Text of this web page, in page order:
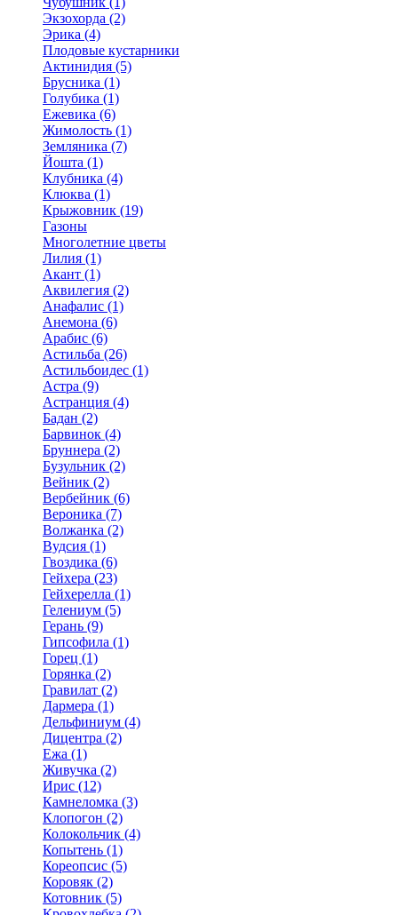
Экзохорда (2)
Эрика (4)
Плодовые кустарники
Актинидия (5)
Брусника (1)
Голубика (1)
Ежевика (6)
Жимолость (1)
Земляника (7)
Йошта (1)
Клубника (4)
Клюква (1)
Крыжовник (19)
Газоны
Многолетние цветы
Лилия (1)
Акант (1)
Аквилегия (2)
Анафалис (1)
Анемона (6)
Арабис (6)
Астильба (26)
Астильбоидес (1)
Астра (9)
Астранция (4)
Бадан (2)
Барвинок (4)
Бруннера (2)
Бузульник (2)
Вейник (2)
Вербейник (6)
Вероника (7)
Волжанка (2)
Вудсия (1)
Гвоздика (6)
Гейхера (23)
Гейхерелла (1)
Гелениум (5)
Герань (9)
Гипсофила (1)
Горец (1)
Горянка (2)
Гравилат (2)
Дармера (1)
Дельфиниум (4)
Дицентра (2)
Ежа (1)
Живучка (2)
Ирис (12)
Камнеломка (3)
Клопогон (2)
Колокольчик (4)
Копытень (1)
Кореопсис (5)
Коровяк (2)
Котовник (5)